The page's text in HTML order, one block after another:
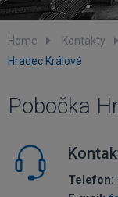
Home Kontakty
Hradec Králové
Pobočka
Telefon: